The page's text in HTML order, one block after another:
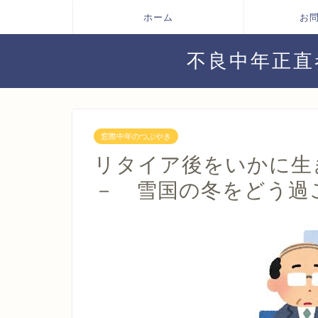
ホーム お
不良中年正
窓際中年のつぶやき
リタイア後をいかに
－ 雪国の冬をどう過